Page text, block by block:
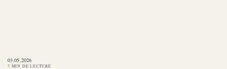
03.05.2026
7 MIN DE LECTURE